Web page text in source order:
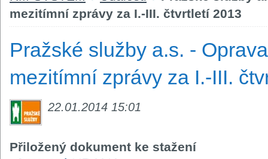
mezitímní zprávy za I.-III. čtvrtletí 2013
Pražské služby a.s. -
mezitímní zprávy za I.-III.
22.01.2014 15:01
Přiložený dokument ke stažení